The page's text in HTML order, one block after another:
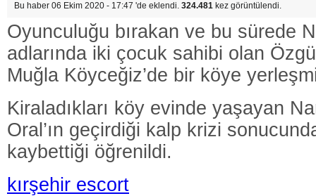
Bu haber 06 Ekim 2020 - 17:47 'de eklendi. 324.481 kez görüntülendi.
Oyunculuğu bırakan ve bu sürede
adlarında iki çocuk sahibi olan
Muğla Köyceğiz’de bir köye
Kiraladıkları köy evinde yaşayan
Oral’ın geçirdiği kalp krizi
kaybettiği öğrenildi.
kırşehir escort